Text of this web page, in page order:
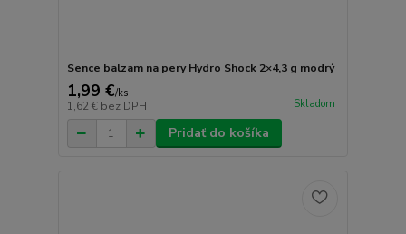
Sence balzam na pery Hydro Shock 2×4,3 g modrý
1,99 €/ks
1,62 € bez DPH Skladom
Pridať do košíka